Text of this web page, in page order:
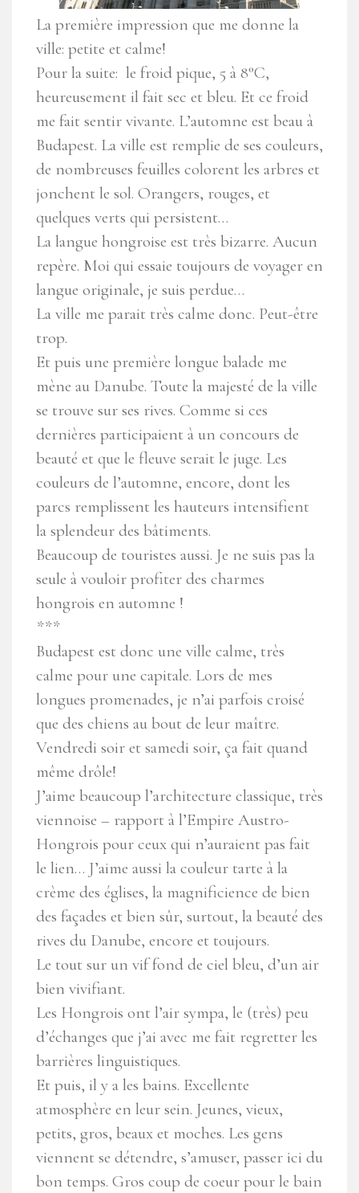
La première impression que me donne la
ville: petite et calme!
Pour la suite: le froid pique, 5 à 8°C,
heureusement il fait sec et bleu. Et ce froid
me fait sentir vivante. L’automne est beau à
Budapest. La ville est remplie de ses couleurs,
de nombreuses feuilles colorent les arbres et
jonchent le sol. Orangers, rouges, et
quelques verts qui persistent…
La langue hongroise est très bizarre. Aucun
repère. Moi qui essaie toujours de voyager en
langue originale, je suis perdue…
La ville me parait très calme donc. Peut-être
trop.
Et puis une première longue balade me
mène au Danube. Toute la majesté de la ville
se trouve sur ses rives. Comme si ces
dernières participaient à un concours de
beauté et que le fleuve serait le juge. Les
couleurs de l’automne, encore, dont les
parcs remplissent les hauteurs intensifient
la splendeur des bâtiments.
Beaucoup de touristes aussi. Je ne suis pas la
seule à vouloir profiter des charmes
hongrois en automne !
***
Budapest est donc une ville calme, très
calme pour une capitale. Lors de mes
longues promenades, je n’ai parfois croisé
que des chiens au bout de leur maître.
Vendredi soir et samedi soir, ça fait quand
même drôle!
J’aime beaucoup l’architecture classique, très
viennoise – rapport à l’Empire Austro-
Hongrois pour ceux qui n’auraient pas fait
le lien… J’aime aussi la couleur tarte à la
crème des églises, la magnificience de bien
des façades et bien sûr, surtout, la beauté des
rives du Danube, encore et toujours.
Le tout sur un vif fond de ciel bleu, d’un air
bien vivifiant.
Les Hongrois ont l’air sympa, le (très) peu
d’échanges que j’ai avec me fait regretter les
barrières linguistiques.
Et puis, il y a les bains. Excellente
atmosphère en leur sein. Jeunes, vieux,
petits, gros, beaux et moches. Les gens
viennent se détendre, s’amuser, passer ici du
bon temps. Gros coup de coeur pour le bain